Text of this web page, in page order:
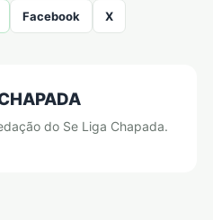
Facebook X
do Se Liga Chapada.